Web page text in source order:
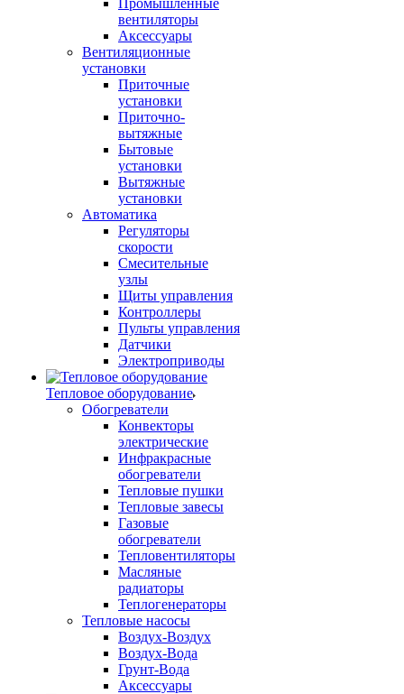
Промышленные
вентиляторы
Аксессуары
Вентиляционные
установки
Приточные
установки
Приточно-
вытяжные
Бытовые
установки
Вытяжные
установки
Автоматика
Регуляторы
скорости
Смесительные
узлы
Щиты управления
Контроллеры
Пульты управления
Датчики
Электроприводы
Тепловое оборудование
Обогреватели
Конвекторы
электрические
Инфракрасные
обогреватели
Тепловые пушки
Тепловые завесы
Газовые
обогреватели
Тепловентиляторы
Масляные
радиаторы
Теплогенераторы
Тепловые насосы
Воздух-Воздух
Воздух-Вода
Грунт-Вода
Аксессуары